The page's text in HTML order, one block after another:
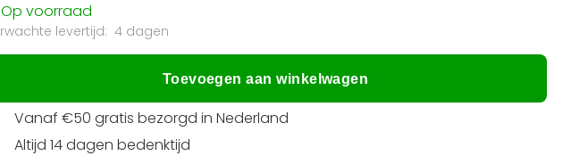
Op voorraad
4 dagen
Toevoegen aan winkelwagen
Vanaf €50 gratis bezorgd in Nederland
Altijd 14 dagen bedenktijd